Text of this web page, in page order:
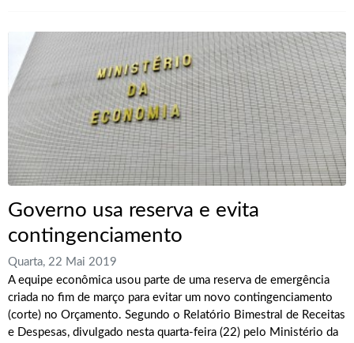
Governo usa reserva e evita
contingenciamento
Quarta, 22 Mai 2019
A equipe econômica usou parte de uma reserva de emergência
criada no fim de março para evitar um novo contingenciamento
(corte) no Orçamento. Segundo o Relatório Bimestral de Receitas
e Despesas, divulgado nesta quarta-feira (22) pelo Ministério da